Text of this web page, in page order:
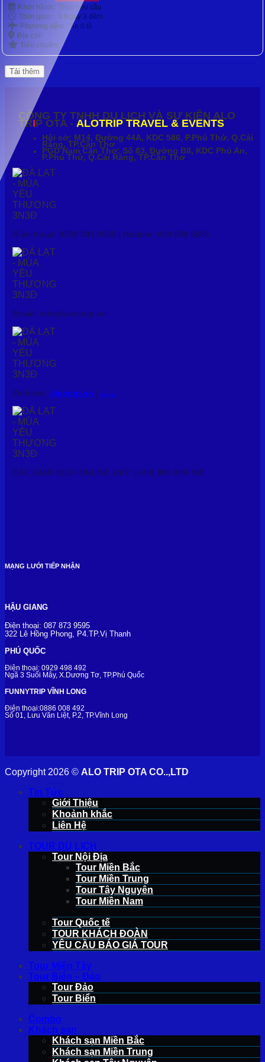
gốc
là:
2.990.000 ₫.
hiện
tại
Khởi hành: Theo yêu cầu
Thời gian:
3 Ngày 3 đêm
Phương tiện:
Xe ô tô
Địa chỉ:
Tiêu chuẩn:
Tải thêm
CÔNG TY TNHH DU LỊCH VÀ SỰ KIỆN ALO
TRIP OTA - ALOTRIP TRAVEL & EVENTS
Hội sở: M14, Đường 44A, KDC 586, P.Phú Thứ, Q.Cái
Răng, TP.Cần Thơ
PGD Nam Cần Thơ: Số 83, Đường B8, KDC Phú An,
P.Phú Thứ, Q.Cái Răng, TP.Cần Thơ
Điện thoại: 0292 391 6565 | Hotline: 089 889 6565
Email: info@alocorp.vn
Website: alocorp.vn | alody.vn
CÁC GIAO DỊCH ONLINE 24/7: (+84) 888 008 492
MẠNG LƯỚI TIẾP NHẬN
HẬU GIANG
Điện thoại: 087 873 9595
322 Lê Hồng Phong, P4.TP.Vị Thanh
PHÚ QUỐC
Điện thoại: 0929 498 492
Ngã 3 Suối Mây, X.Dương Tơ, TP.Phú Quốc
FUNNYTRIP VĨNH LONG
Điện thoại:0886 008 492
Số 01, Lưu Văn Liệt, P.2, TP.Vĩnh Long
Copyright 2026 © ALO TRIP OTA CO..,LTD
Tin Tức
Giới Thiệu
Khoảnh khắc
Liên Hệ
TOUR DU LỊCH
Tour Nội Địa
Tour Miền Bắc
Tour Miền Trung
Tour Tây Nguyên
Tour Miền Nam
Tour Quốc tế
TOUR KHÁCH ĐOÀN
YÊU CẦU BÁO GIÁ TOUR
Tour Miền Tây
Tour Biển – Đảo
Tour Đảo
Tour Biển
Combo
Khách sạn
Khách sạn Miền Bắc
Khách sạn Miền Trung